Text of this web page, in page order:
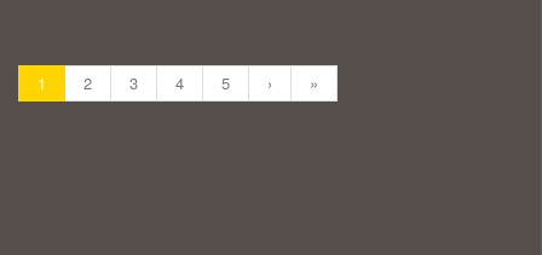
1 2 3 4 5 › »